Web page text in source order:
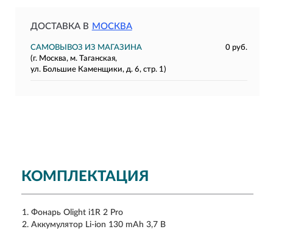
ДОСТАВКА В МОСКВА
САМОВЫВОЗ ИЗ МАГАЗИНА
0 руб.
(г. Москва, м. Таганская,
ул. Большие Каменщики, д. 6, стр. 1)
КОМПЛЕКТАЦИЯ
Фонарь Olight i1R 2 Pro
Аккумулятор Li-ion 130 mAh 3,7 В